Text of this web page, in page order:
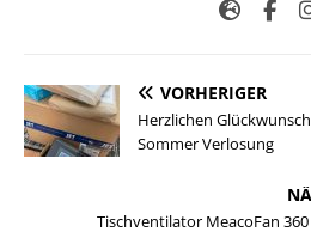
VORHERIGER
Herzlichen
Sommer Verlosung
Tischventilator MeacoFan